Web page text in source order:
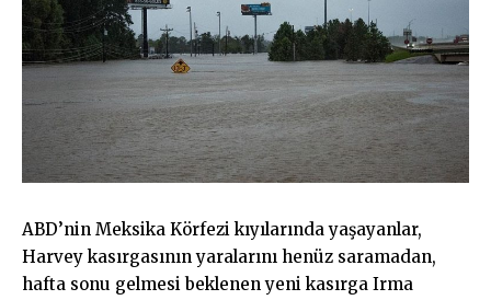
ABD’nin Meksika Körfezi kıyılarında yaşayanlar,
Harvey kasırgasının yaralarını henüz saramadan,
hafta sonu gelmesi beklenen yeni kasırga Irma